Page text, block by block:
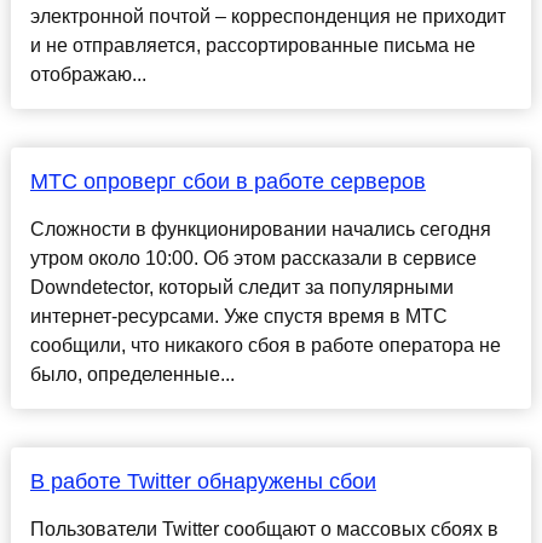
электронной почтой – корреспонденция не приходит
и не отправляется, рассортированные письма не
отображаю...
МТС опроверг сбои в работе серверов
Сложности в функционировании начались сегодня
утром около 10:00. Об этом рассказали в сервисе
Downdetector, который следит за популярными
интернет-ресурсами. Уже спустя время в МТС
сообщили, что никакого сбоя в работе оператора не
было, определенные...
В работе Twitter обнаружены сбои
Пользователи Twitter сообщают о массовых сбоях в